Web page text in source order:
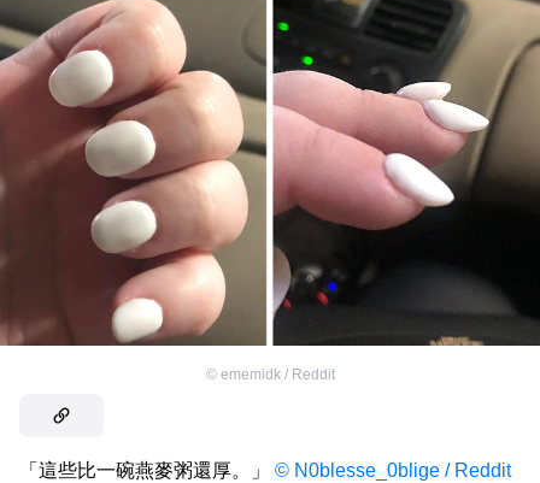
© ememidk / Reddit
「這些比一碗燕麥粥還厚。」 © N0blesse_0blige / Reddit